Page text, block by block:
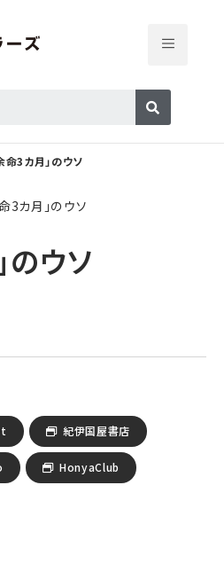
命3カ月」のウソ
のウソ
紀伊国屋書店
HonyaClub